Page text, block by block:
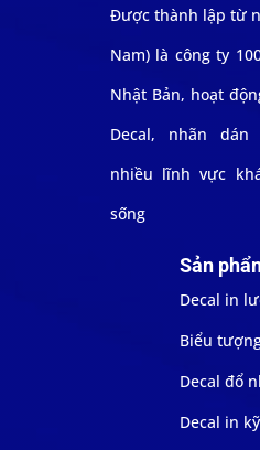
Được thành lập từ
Nam) là công ty
Nhật Bản, hoạt
Decal, nhãn
nhiều lĩnh vực
sống
Sản
Decal in
Biểu
Decal đổ
Decal in